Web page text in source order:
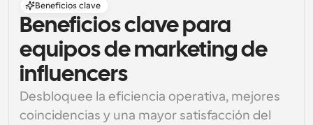
Beneficios clave
Beneficios clave para
equipos de marketing de
influencers
Desbloquee la eficiencia operativa, mejores
coincidencias y una mayor satisfacción del